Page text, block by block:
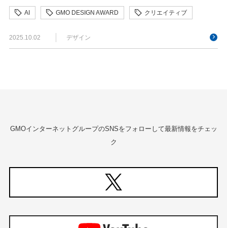
AI GMO DESIGN AWARD
クリエイティブ
2025.10.02
デザイン
GMOインターネットグループのSNSをフォローして最新情報をチェッ
ク